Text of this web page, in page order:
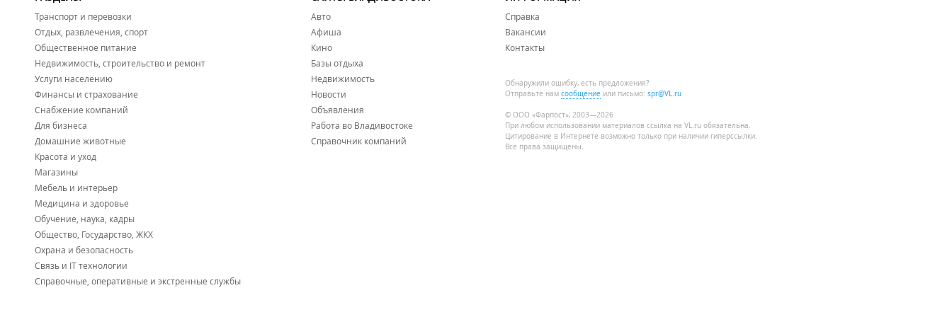
Грузовики серии SITRAK - это не только мощные автомобили, но и самые технологичные из всех производимых в Китае.
Установка доп. оборудования:
Гидравлическое оборудование на автомобили различных марок, включая Volvo, Renault, Sitrak, HOWO, VALDAI.
Компоненты высокого качества от фирм BINOTTO, HYVA и A.M.P Hydraulic.
Установка и продажа автономных отопителей и подогревателей Webasto, Eberspacher и Планар.
Компания гарантирует качество и надежность от официального дилера. На сервисной станции можно приобрести оборудование без
установки.
Транспорт и перевозки
Отдых, развлечения, спорт
Общественное питание
Недвижимость, строительство и ремонт
Услуги населению
Финансы и страхование
Снабжение компаний
Для бизнеса
Домашние животные
Красота и уход
Магазины
Мебель и интерьер
Медицина и здоровье
Обучение, наука, кадры
Общество, Государство, ЖКХ
Охрана и безопасность
Связь и IT технологии
Справочные, оперативные и экстренные службы
Авто
Афиша
Кино
Базы отдыха
Недвижимость
Новости
Объявления
Работа во Владивостоке
Справочник компаний
Справка
Вакансии
Контакты
Обнаружили ошибку, есть предложения?
Отправьте нам сообщение или письмо: spr@VL.ru
© ООО «Фарпост», 2003—2026
При любом использовании материалов ссылка на VL.ru обязательна.
Цитирование в Интернете возможно только при наличии гиперссылки.
Все права защищены.